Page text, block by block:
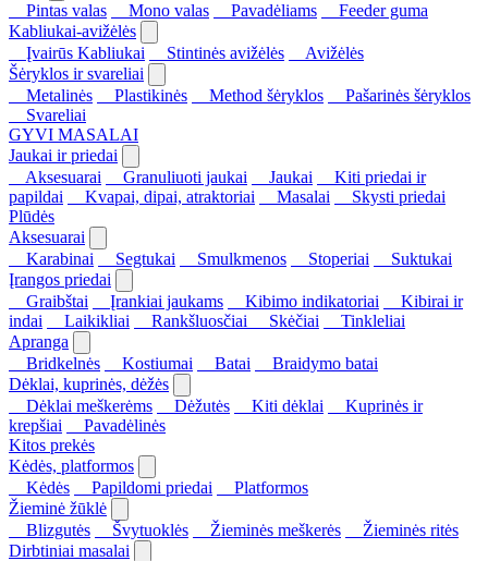
Pintas valas
Mono valas Pavadėliams
Feeder guma
Kabliukai-avižėlės
Įvairūs Kabliukai
Stintinės avižėlės
Avižėlės
Šėryklos ir svareliai
Metalinės
Plastikinės Method šėryklos
Pašarinės šėryklos
Svareliai
GYVI MASALAI
Jaukai ir priedai
Aksesuarai
Granuliuoti jaukai Jaukai
Kiti priedai ir
papildai
Kvapai, dipai, atraktoriai Masalai
Skysti priedai
Plūdės
Aksesuarai
Karabinai
Segtukai Smulkmenos Stoperiai
Suktukai
Įrangos priedai
Graibštai
Įrankiai jaukams Kibimo indikatoriai
Kibirai ir
indai
Laikikliai Rankšluosčiai Skėčiai
Tinkleliai
Apranga
Bridkelnės
Kostiumai Batai
Braidymo batai
Dėklai, kuprinės, dėžės
Dėklai meškerėms
Dėžutės Kiti dėklai
Kuprinės ir
krepšiai
Pavadėlinės
Kitos prekės
Kėdės, platformos
Kėdės
Papildomi priedai
Platformos
Žieminė žūklė
Blizgutės
Švytuoklės Žieminės meškerės
Žieminės ritės
Dirbtiniai masalai